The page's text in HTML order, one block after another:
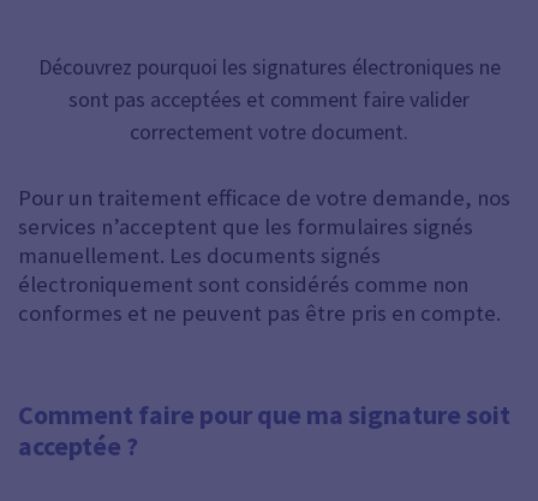
Découvrez pourquoi les signatures électroniques ne
sont pas acceptées et comment faire valider
correctement votre document.
Pour un traitement efficace de votre demande, nos
services n’acceptent que les formulaires signés
manuellement. Les documents signés
électroniquement sont considérés comme non
conformes et ne peuvent pas être pris en compte.
Comment faire pour que ma signature soit
acceptée ?